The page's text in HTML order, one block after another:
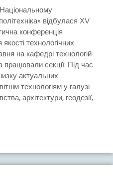
відбулася ХV
конференція
технологічних
на кафедрі технологій
секції: Під час
актуальних
технологіям у галузі
архітектури, геодезії,